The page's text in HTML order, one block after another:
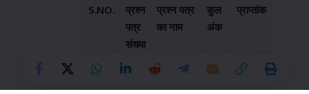
S.NO.
प्रश्न
पत्र
संख्या
प्रश्न पत्र
का नाम
कुल
अंक
प्राप्तांक
1. I भाषा 200 132